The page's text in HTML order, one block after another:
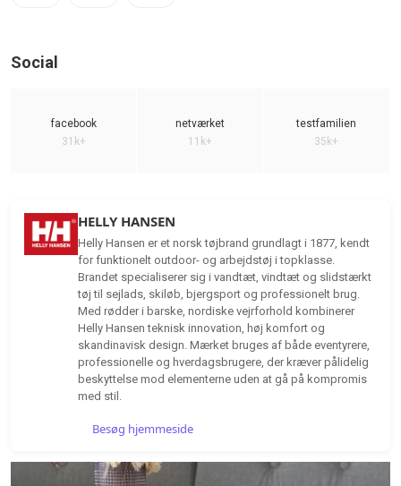
Social
facebook
31k+
netværket
11k+
testfamilien
35k+
HELLY HANSEN
Helly Hansen er et norsk tøjbrand grundlagt i 1877, kendt
for funktionelt outdoor- og arbejdstøj i topklasse.
Brandet specialiserer sig i vandtæt, vindtæt og slidstærkt
tøj til sejlads, skiløb, bjergsport og professionelt brug.
Med rødder i barske, nordiske vejrforhold kombinerer
Helly Hansen teknisk innovation, høj komfort og
skandinavisk design. Mærket bruges af både eventyrere,
professionelle og hverdagsbrugere, der kræver pålidelig
beskyttelse mod elementerne uden at gå på kompromis
med stil.
Besøg hjemmeside